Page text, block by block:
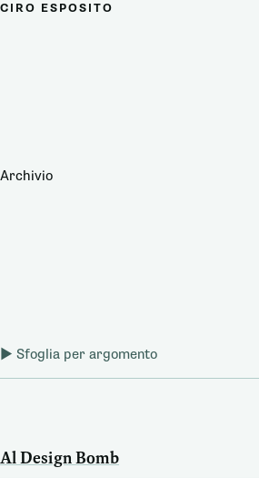
CIRO ESPOSITO
Archivio
Sfoglia per argomento
Al Design Bomb